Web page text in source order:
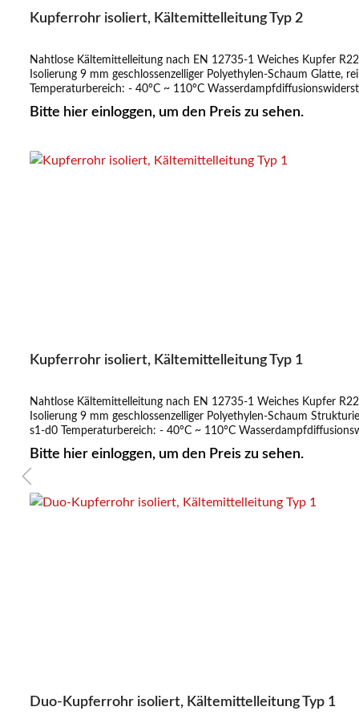
Kupferrohr isoliert, Kältemittelleitung Typ 2
Nahtlose Kältemittelleitung nach EN 12735-1 Weiches Kupfer
Isolierung 9 mm geschlossenzelliger Polyethylen-Schaum Glatte,
Temperaturbereich: - 40°C ~ 110°C Wasserdampfdiffusionswiderstand: µ > 4200
Bitte hier einloggen, um den Preis zu sehen.
Kupferrohr isoliert, Kältemittelleitung Typ 1
Nahtlose Kältemittelleitung nach EN 12735-1 Weiches Kupfer
Isolierung 9 mm geschlossenzelliger Polyethylen-Schaum
s1-d0 Temperaturbereich: - 40°C ~ 110°C Wasserdampfdiffusionswiderstand: µ
Bitte hier einloggen, um den Preis zu sehen.
Duo-Kupferrohr isoliert, Kältemittelleitung Typ 1